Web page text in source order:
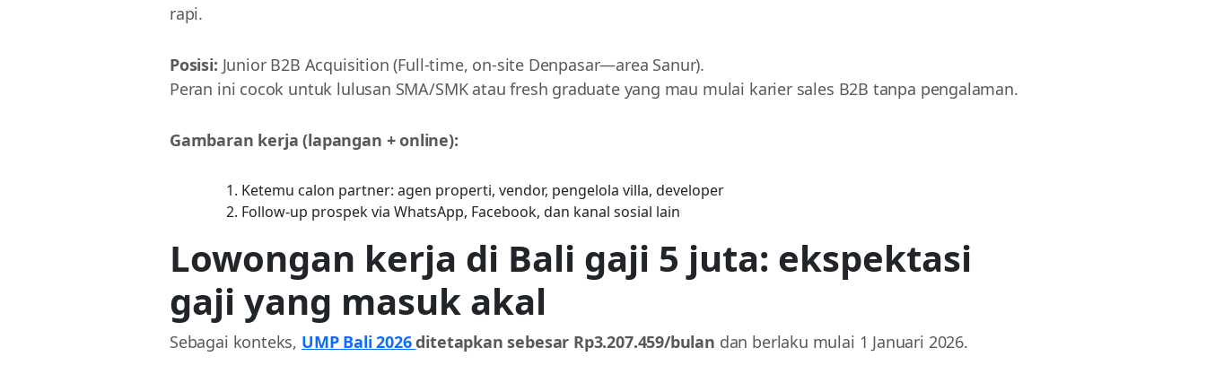
rapi.
Posisi: Junior B2B Acquisition (Full-time, on-site Denpasar—area Sanur).
Peran ini cocok untuk lulusan SMA/SMK atau fresh graduate yang mau mulai karier sales B2B tanpa pengalaman.
Gambaran kerja (lapangan + online):
Ketemu calon partner: agen properti, vendor, pengelola villa, developer
Follow-up prospek via WhatsApp, Facebook, dan kanal sosial lain
Lowongan kerja di Bali gaji 5 juta: ekspektasi
gaji yang masuk akal
Sebagai konteks, UMP Bali 2026ditetapkan sebesar Rp3.207.459/bulan dan berlaku mulai 1 Januari 2026.